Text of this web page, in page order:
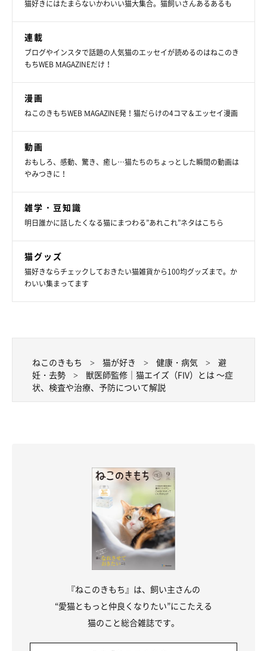
猫好きにはたまらないかわいい猫大集合。猫飼いさんあるあるも
連載
ブログやインスタで話題の人気猫のエッセイが読めるのはねこのき
もちWEB MAGAZINEだけ！
漫画
ねこのきもちWEB MAGAZINE発！猫だらけの4コマ＆エッセイ漫画
動画
おもしろ、感動、驚き、癒し…猫たちのちょっとした瞬間の動画は
やみつきに！
雑学・豆知識
明日誰かに話したくなる猫にまつわる”あれこれ”ネタはこちら
猫グッズ
猫好きならチェックしておきたい猫雑貨から100均グッズまで。か
わいい集まってます
ねこのきもち 猫が好き 健康・病気
避
妊・去勢
獣医師監修｜猫エイズ（FIV）とは ～症
状、検査や治療、予防について解説
『ねこのきもち』は、飼い主さんの
“愛猫ともっと仲良くなりたい”にこたえる
猫のこと総合雑誌です。